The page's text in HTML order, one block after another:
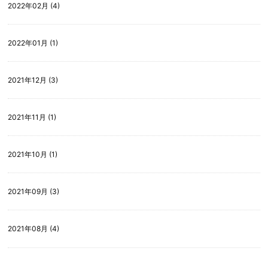
2022年02月 (4)
2022年01月 (1)
2021年12月 (3)
2021年11月 (1)
2021年10月 (1)
2021年09月 (3)
2021年08月 (4)